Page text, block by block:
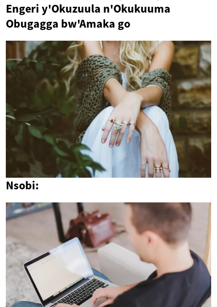
Engeri y'Okuzuula n'Okukuuma
Obugagga bw'Amaka go
Nsobi: